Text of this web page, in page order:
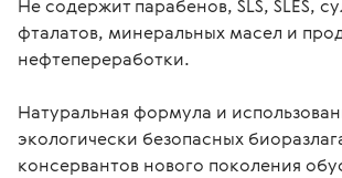
Не содержит парабенов, SLS, SLES,
фталатов, минеральных масел и
нефтепереработки.
Натуральная формула и
экологически безопасных
консервантов нового поколения